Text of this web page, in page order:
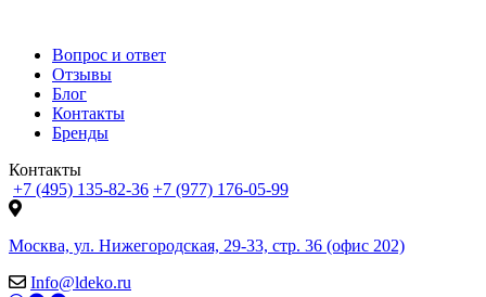
Вопрос и ответ
Отзывы
Блог
Контакты
Бренды
Контакты
+7 (495) 135-82-36 +7 (977) 176-05-99
Москва, ул. Нижегородская, 29-33, стр. 36 (офис 202)
Info@ldeko.ru